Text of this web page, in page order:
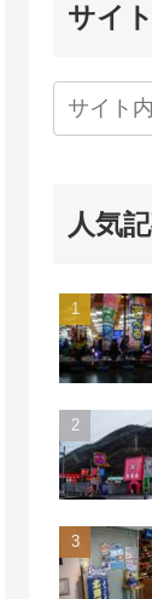
サイ
人気